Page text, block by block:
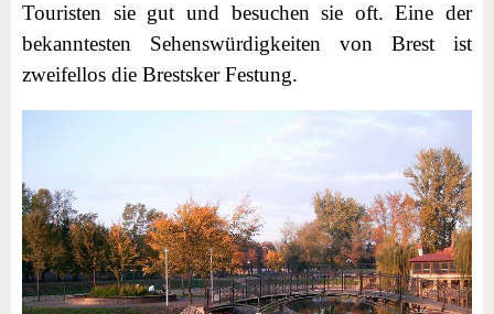
Touristen sie gut und besuchen sie oft. Eine der
bekanntesten Sehenswürdigkeiten von Brest ist
zweifellos die Brestsker Festung.